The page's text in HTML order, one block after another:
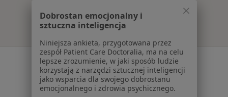
Serwis
Regulamin
Polityka prywatności pacjentów
Dobrostan emocjonalny i
sztuczna inteligencja
Niniejsza ankieta, przygotowana przez
zespół Patient Care Doctoralia, ma na celu
lepsze zrozumienie, w jaki sposób ludzie
korzystają z narzędzi sztucznej inteligencji
jako wsparcia dla swojego dobrostanu
emocjonalnego i zdrowia psychicznego.